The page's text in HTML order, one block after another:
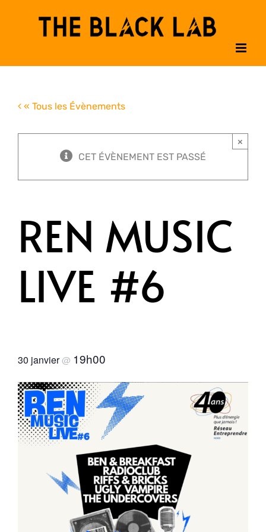
« Tous les Évènements
CET ÉVÈNEMENT EST PASSÉ
×
REN MUSIC
LIVE #6
30 janvier@ 19h00